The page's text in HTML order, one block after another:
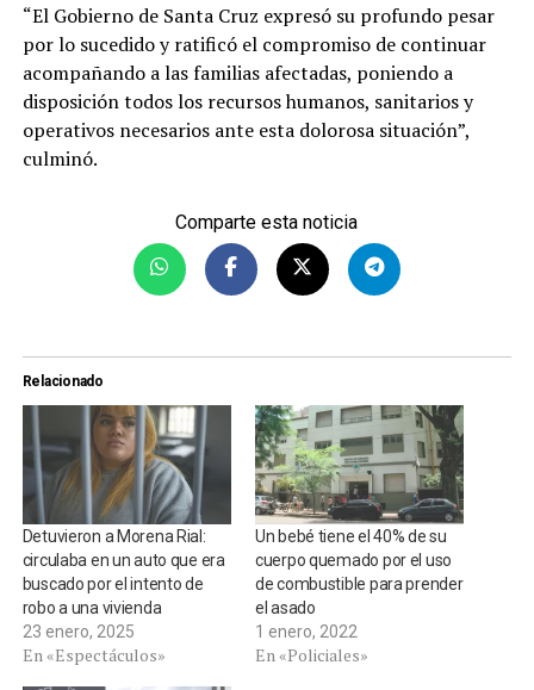
“El Gobierno de Santa Cruz expresó su profundo pesar
por lo sucedido y ratificó el compromiso de continuar
acompañando a las familias afectadas, poniendo a
disposición todos los recursos humanos, sanitarios y
operativos necesarios ante esta dolorosa situación”,
culminó.
Comparte esta noticia
Relacionado
Detuvieron a Morena Rial:
circulaba en un auto que era
buscado por el intento de
robo a una vivienda
23 enero, 2025
En «Espectáculos»
Un bebé tiene el 40% de su
cuerpo quemado por el uso
de combustible para prender
el asado
1 enero, 2022
En «Policiales»